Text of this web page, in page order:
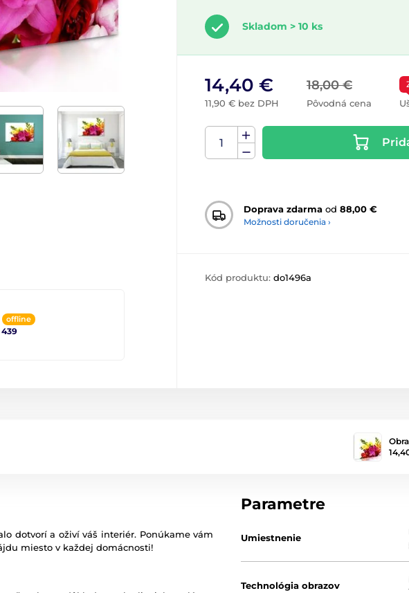
offline
439
Skladom > 10 ks
18,00 €
Pôvodná cena
14,40 €
11,90 € bez DPH
Doprava zdarma od 88,00 €
Možnosti doručenia ›
Kód produktu: do1496a
dotvorí a oživí váš interiér. Ponúkame vám
miesto v každej domácnosti!
Parametre
Umiestnenie
Technológia obrazov